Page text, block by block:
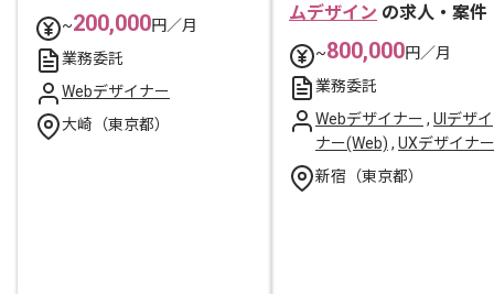
~200,000円／月
業務委託
Webデザイナー
大崎（東京都）
ムデザイン の求人・案件
~800,000円／月
業務委託
Webデザイナー , UIデザイ
ナー(Web) , UXデザイナー
新宿（東京都）